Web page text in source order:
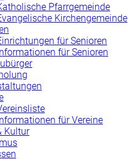
Pfarrgemeinde
Kirchengemeinde
für Senioren
für Senioren
für Vereine
Kultur